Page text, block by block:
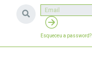
Esqueceu a password?